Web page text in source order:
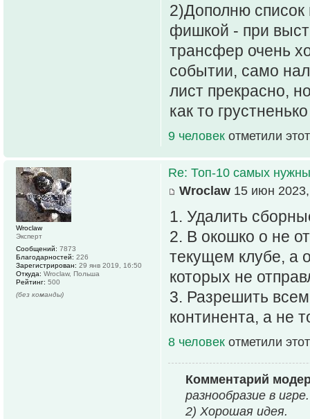
2)Дополню
фишкой - при
трансфер очень
событии, само
лист прекрасно,
как то грустненько
9 человек отметили
Re: Топ-10 самых
Wroclaw 15 июн
1. Удалить
2. В окошко о не
текущем клубе, а
которых не
3. Разрешить
континента, а не
8 человек отметили
Комментарий
разнообразие в игре.
2) Хорошая идея.
Wroclaw
Эксперт
Сообщений: 7873
Благодарностей: 226
Зарегистрирован: 29 янв 2019, 16:50
Откуда: Wroclaw, Польша
Рейтинг: 500
(без команды)